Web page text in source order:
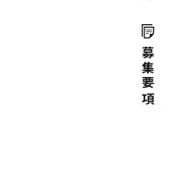
募集要項